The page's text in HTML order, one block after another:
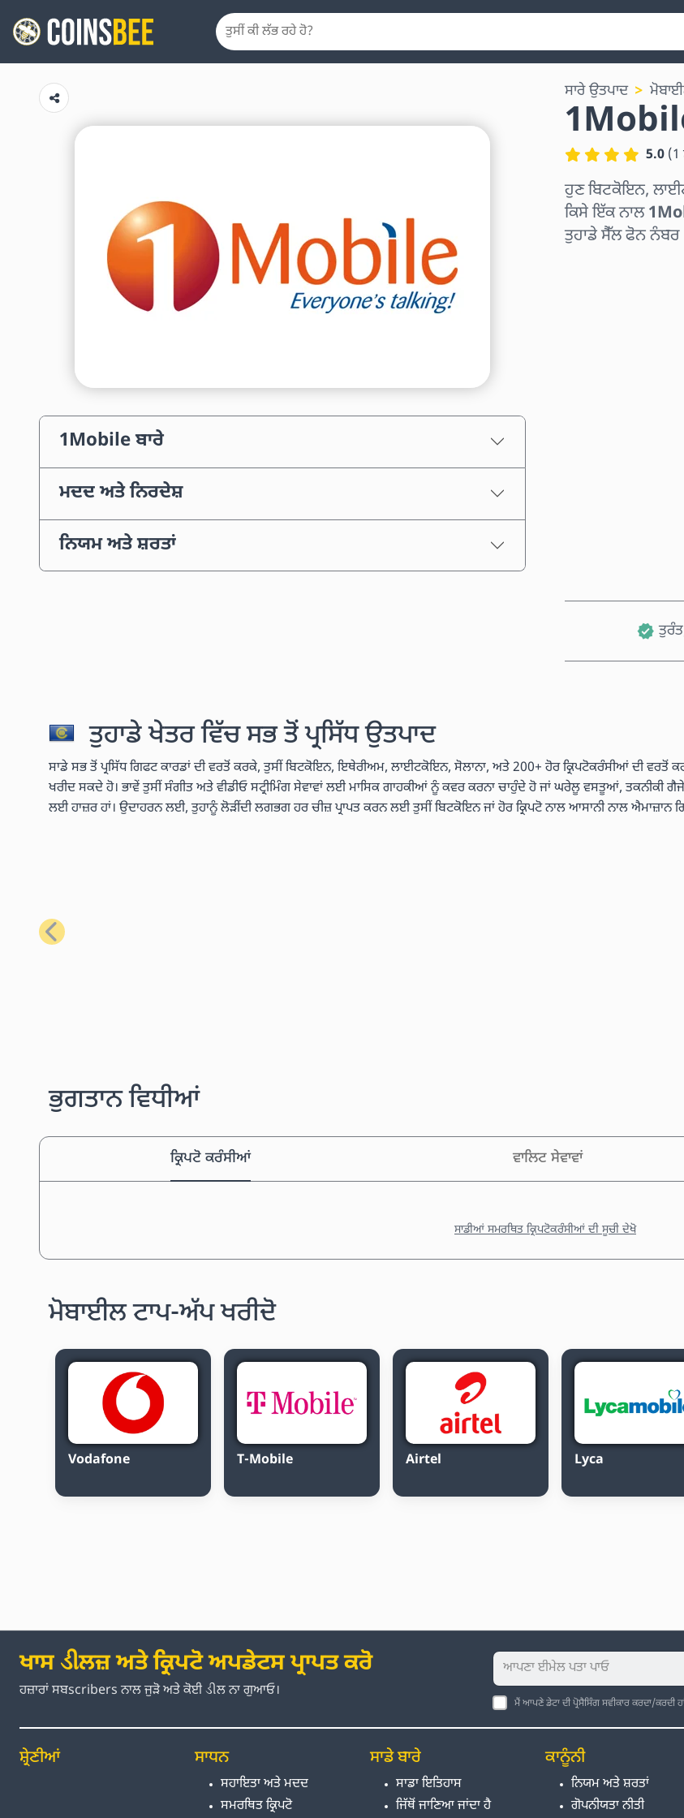
1Mobile ਬਾਰੇ
ਮਦਦ ਅਤੇ ਨਿਰਦੇਸ਼
ਨਿਯਮ ਅਤੇ ਸ਼ਰਤਾਂ
ਸਾਰੇ ਉਤਪਾਦ
5.0 (1
ਹੁਣ ਬਿਟਕੋਇਨ,
ਕਿਸੇ ਇੱਕ ਨਾਲ
ਤੁਹਾਡੇ ਸੈੱਲ ਫੋਨ ਨੰਬਰ
ਤੁਹਾਡੇ ਖੇਤਰ ਵਿੱਚ ਸਭ ਤੋਂ ਪ੍ਰਸਿੱਧ ਉਤਪਾਦ
ਸਾਡੇ ਸਭ ਤੋਂ ਪ੍ਰਸਿੱਧ ਗਿਫਟ ਕਾਰਡਾਂ ਦੀ ਵਰਤੋਂ ਕਰਕੇ, ਤੁਸੀਂ ਬਿਟਕੋਇਨ, ਇਥੇਰੀਅਮ, ਲਾਈਟਕੋਇਨ, ਸੋਲਾਨਾ, ਅਤੇ 200+ ਹੋਰ ਕ੍ਰਿਪਟੋਕਰੰਸੀਆਂ ਦੀ ਵਰਤੋਂ
ਖਰੀਦ ਸਕਦੇ ਹੋ। ਭਾਵੇਂ ਤੁਸੀਂ ਸੰਗੀਤ ਅਤੇ ਵੀਡੀਓ ਸਟ੍ਰੀਮਿੰਗ ਸੇਵਾਵਾਂ ਲਈ ਮਾਸਿਕ ਗਾਹਕੀਆਂ ਨੂੰ ਕਵਰ ਕਰਨਾ ਚਾਹੁੰਦੇ ਹੋ ਜਾਂ ਘਰੇਲੂ ਵਸਤੂਆਂ, ਤਕਨੀਕੀ
ਲਈ ਹਾਜ਼ਰ ਹਾਂ। ਉਦਾਹਰਨ ਲਈ, ਤੁਹਾਨੂੰ ਲੋੜੀਂਦੀ ਲਗਭਗ ਹਰ ਚੀਜ਼ ਪ੍ਰਾਪਤ ਕਰਨ ਲਈ ਤੁਸੀਂ ਬਿਟਕੋਇਨ ਜਾਂ ਹੋਰ ਕ੍ਰਿਪਟੋ ਨਾਲ ਆਸਾਨੀ ਨਾਲ ਐਮਾਜ਼ਾਨ
ਪਿਛਲਾ
ਭੁਗਤਾਨ ਵਿਧੀਆਂ
ਕ੍ਰਿਪਟੋ ਕਰੰਸੀਆਂ ਵਾਲਿਟ ਸੇਵਾਵਾਂ
ਸਾਡੀਆਂ ਸਮਰਥਿਤ ਕ੍ਰਿਪਟੋਕਰੰਸੀਆਂ ਦੀ ਸੂਚੀ ਦੇਖੋ
ਮੋਬਾਈਲ ਟਾਪ-ਅੱਪ ਖਰੀਦੋ
Vodafone T-Mobile Airtel Lyca
ਖਾਸ ડીਲਜ਼ ਅਤੇ ਕ੍ਰਿਪਟੋ ਅਪਡੇਟਸ ਪ੍ਰਾਪਤ ਕਰੋ
ਹਜ਼ਾਰਾਂ ਸਬscribers ਨਾਲ ਜੁੜੋ ਅਤੇ ਕੋਈ ડીਲ ਨਾ ਗੁਆਓ।
ਮੈਂ ਆਪਣੇ ਡੇਟਾ ਦੀ ਪ੍ਰੋਸੈਸਿੰਗ ਸਵੀਕਾਰ ਕਰਦਾ/ਕਰਦੀ
ਸ਼੍ਰੇਣੀਆਂ ਸਾਧਨ
ਸਹਾਇਤਾ ਅਤੇ ਮਦਦ
ਸਮਰਥਿਤ ਕ੍ਰਿਪਟੋ
ਸਾਡੇ ਬਾਰੇ
ਸਾਡਾ ਇਤਿਹਾਸ
ਜਿੱਥੋਂ ਜਾਣਿਆ ਜਾਂਦਾ ਹੈ
ਕਾਨੂੰਨੀ
ਨਿਯਮ ਅਤੇ ਸ਼ਰਤਾਂ
ਗੋਪਨੀਯਤਾ ਨੀਤੀ